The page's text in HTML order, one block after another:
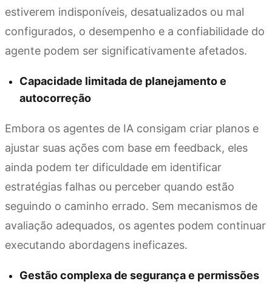
estiverem indisponíveis, desatualizados ou mal
configurados, o desempenho e a confiabilidade do
agente podem ser significativamente afetados.
Capacidade limitada de planejamento e
autocorreção
Embora os agentes de IA consigam criar planos e
ajustar suas ações com base em feedback, eles
ainda podem ter dificuldade em identificar
estratégias falhas ou perceber quando estão
seguindo o caminho errado. Sem mecanismos de
avaliação adequados, os agentes podem continuar
executando abordagens ineficazes.
Gestão complexa de segurança e permissões